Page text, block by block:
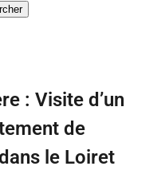
: Visite d’un
de
le Loiret